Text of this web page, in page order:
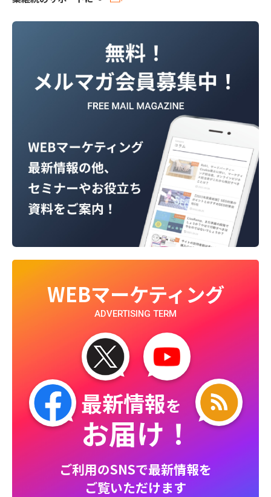
WEBマーケティング
ADVERTISING TERM
最新情報を
お届け！
ご利用のSNSで最新情報を
ご覧いただけます